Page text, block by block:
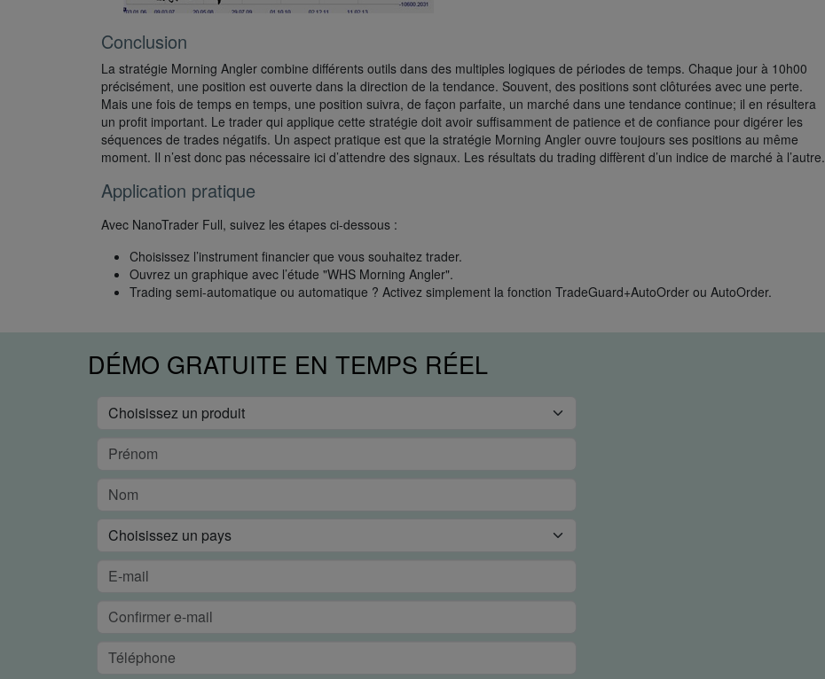
Conclusion
La stratégie Morning Angler combine différents outils dans des multiples logiques de périodes de temps. Chaque jour à 10h00
précisément, une position est ouverte dans la direction de la tendance. Souvent, des positions sont clôturées avec une perte.
Mais une fois de temps en temps, une position suivra, de façon parfaite, un marché dans une tendance continue; il en résultera
un profit important. Le trader qui applique cette stratégie doit avoir suffisamment de patience et de confiance pour digérer les
séquences de trades négatifs. Un aspect pratique est que la stratégie Morning Angler ouvre toujours ses positions au même
moment. Il n’est donc pas nécessaire ici d’attendre des signaux. Les résultats du trading diffèrent d’un indice de marché à l’autre.
Application pratique
Avec NanoTrader Full, suivez les étapes ci-dessous :
Choisissez l’instrument financier que vous souhaitez trader.
Ouvrez un graphique avec l’étude "WHS Morning Angler".
Trading semi-automatique ou automatique ? Activez simplement la fonction TradeGuard+AutoOrder ou AutoOrder.
DÉMO GRATUITE EN TEMPS RÉEL